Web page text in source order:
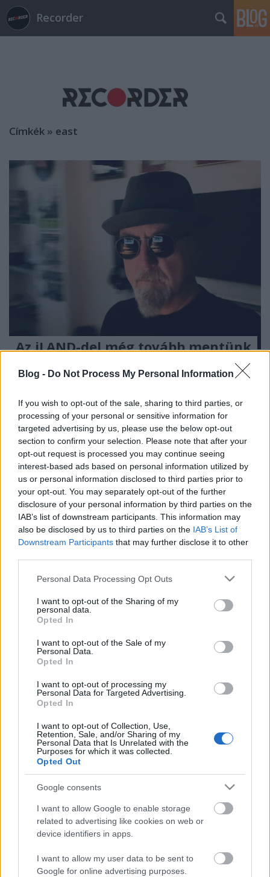
Blog - Do Not Process My Personal Information
If you wish to opt-out of the sale, sharing to third parties, or
processing of your personal or sensitive information for
targeted advertising by us, please use the below opt-out
section to confirm your selection. Please note that after your
opt-out request is processed you may continue seeing
interest-based ads based on personal information utilized by
us or personal information disclosed to third parties prior to
your opt-out. You may separately opt-out of the further
disclosure of your personal information by third parties on the
IAB’s list of downstream participants. This information may
also be disclosed by us to third parties on the IAB’s List of
Downstream Participants that may further disclose it to other
Please note that this website/app uses one or more Google
not limited to your visit or usage behaviour. You may click to
grant or deny consent to Google and its third-party tags to
use your data for below specified purposes in below Google
consent section.
Personal Data Processing Opt Outs
I want to opt-out of the Sharing of my
personal data.
Opted In
I want to opt-out of the Sale of my
Personal Data.
Opted In
I want to opt-out of processing my
Personal Data for Targeted Advertising.
Opted In
I want to opt-out of Collection, Use,
Retention, Sale, and/or Sharing of my
Personal Data that Is Unrelated with the
Purposes for which it was collected.
Opted Out
Google consents
I want to allow Google to enable storage
related to advertising like cookies on web or
device identifiers in apps.
I want to allow my user data to be sent to
Google for online advertising purposes.
Recorder
Címkék » east
„Az iLAND-del még tovább mentünk
Easttel” – Pálvölgyi Géza-interjú
soostamas•2023. március 08.
Mit gondolt Yoko Ono az Eastről, hogyan született a
Tátrai Band legnagyobb slágere, és mit tudott
megvalósítani az iLAND-del, amit más zenekaraival
nem? Március 30-án a Müpában mutatja be első, A
Sziget című lemezét a hazai progresszív rock
legendáiból álló iLAND, ennek kapcsán
beszélgettünk…
"Figyelmeztettük, hogy ezt talán
mégsem kéne" - Benkő Zoltán (CPg)-
interjú
2021. október 08.
A legendás szegedi punkzenekar tagjai két évet ültek
ártatlanul, pusztán azért, mert viccelődtek a
vörösökkel. Csak négy évig működtek, de hatásuk
felmérhetetlen: szabad szellemű magyarok tízezrei
nőttek föl dalaikon. Pusztítóan erős, vad zenéjük a